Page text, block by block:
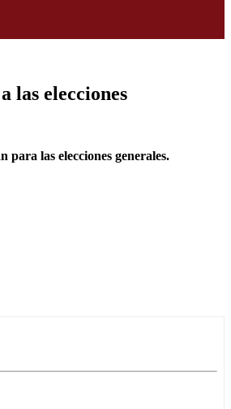
las elecciones
para las elecciones generales.